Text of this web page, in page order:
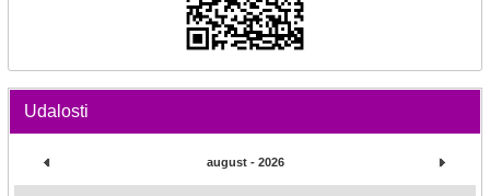
Udalosti
august - 2026